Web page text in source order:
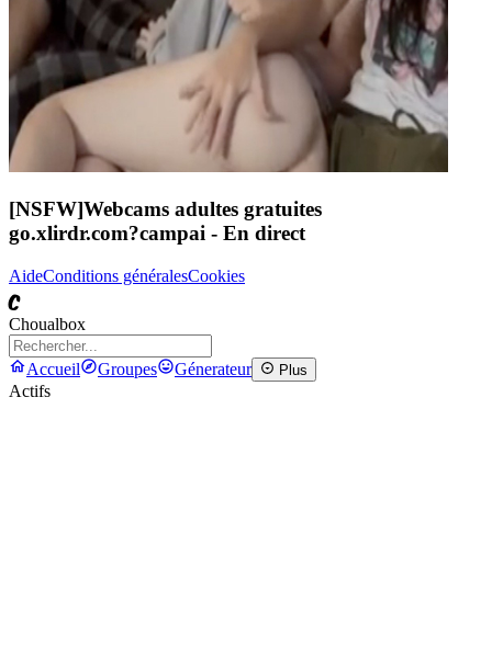
[NSFW]Webcams adultes gratuites
go.xlirdr.com?campai - En direct
AideConditions généralesCookies
C
Choualbox
Accueil Groupes Génerateur Plus
Actifs